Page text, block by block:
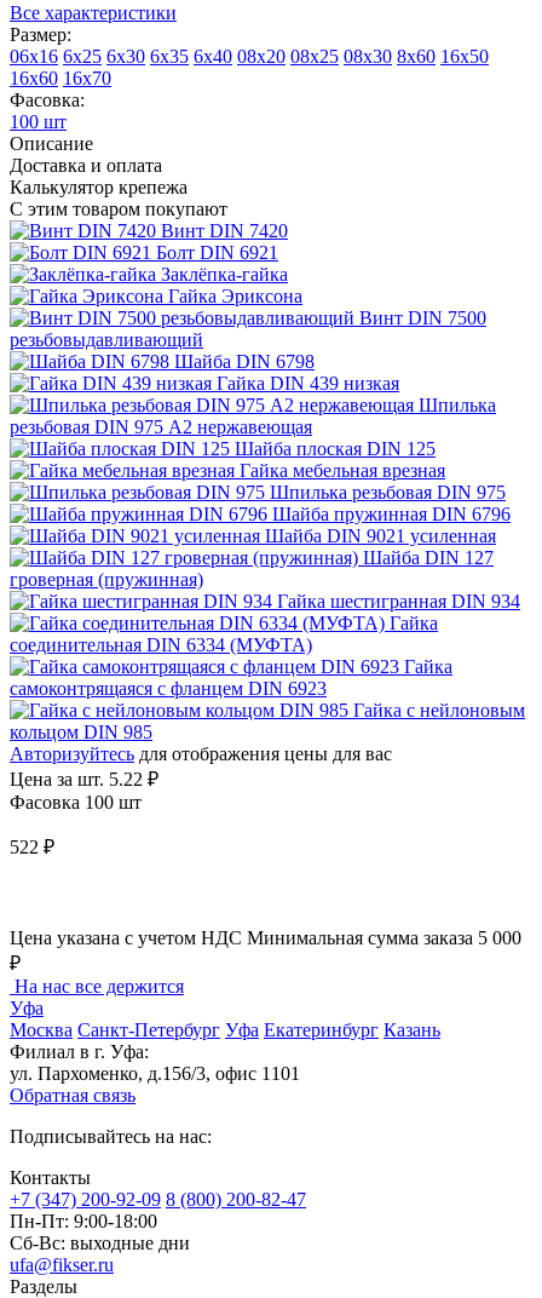
Все характеристики
Размер:
06х16 6х25 6х30 6х35 6х40 08х20 08х25 08х30 8х60 16х50
16х60 16х70
Фасовка:
100 шт
Описание
Доставка и оплата
Калькулятор крепежа
С этим товаром покупают
Винт DIN 7420
Болт DIN 6921
Заклёпка-гайка
Гайка Эриксона
Винт DIN 7500
резьбовыдавливающий
Шайба DIN 6798
Гайка DIN 439 низкая
Шпилька
резьбовая DIN 975 A2 нержавеющая
Шайба плоская DIN 125
Гайка мебельная врезная
Шпилька резьбовая DIN 975
Шайба пружинная DIN 6796
Шайба DIN 9021 усиленная
Шайба DIN 127
гроверная (пружинная)
Гайка шестигранная DIN 934
Гайка
соединительная DIN 6334 (МУФТА)
Гайка
самоконтрящаяся с фланцем DIN 6923
Гайка с нейлоновым
кольцом DIN 985
Авторизуйтесь для отображения цены для вас
Цена за шт. 5.22 ₽
Фасовка 100 шт
522 ₽
Цена указана с учетом НДС Минимальная сумма заказа 5 000
₽
На нас все держится
Уфа
Москва Санкт-Петербург Уфа Екатеринбург Казань
Филиал в г. Уфа:
ул. Пархоменко, д.156/3, офис 1101
Обратная связь
Подписывайтесь на нас:
Контакты
+7 (347) 200-92-09 8 (800) 200-82-47
Пн-Пт: 9:00-18:00
Сб-Вс: выходные дни
ufa@fikser.ru
Разделы